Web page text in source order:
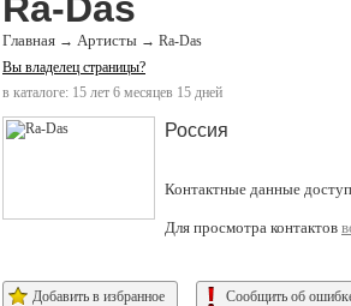
Главная → Артисты → Ra-Das
Вы владелец страницы?
в каталоге: 15 лет 6 месяцев 15 дней
Россия
Контактные данные
Для просмотра контактов
Добавить в избранное Сообщить об